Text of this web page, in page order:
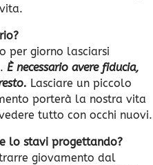
per giorno lasciarsi
È necessario avere fiducia,
Lasciare un piccolo
porterà la nostra vita
tutto con occhi nuovi.
lo stavi progettando?
giovamento dal